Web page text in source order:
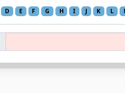
D E F G H I J K L